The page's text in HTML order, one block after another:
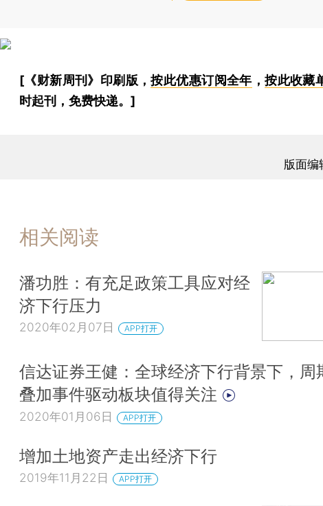
[《财新周刊》印刷版，按此优惠订阅全年 ，按此收藏
时起刊，免费快递。]
版面编
相关阅读
潘功胜：有充足政策工具应对经
济下行压力
2020年02月07日 APP打开
信达证券王健：全球经济下行背景下，周
叠加事件驱动板块值得关注
2020年01月06日 APP打开
增加土地资产走出经济下行
2019年11月22日 APP打开